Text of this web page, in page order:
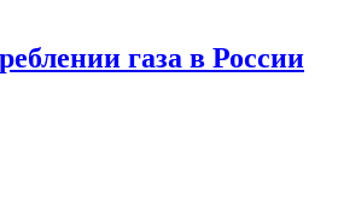
газа в России